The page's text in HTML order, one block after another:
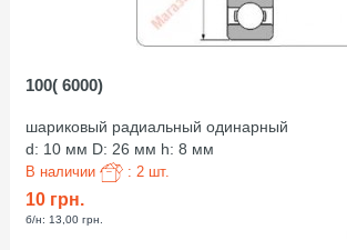
100( 6000)
шариковый радиальный одинарный
d: 10 мм D: 26 мм h: 8 мм
В наличии : 2 шт.
10 грн.
б/н: 13,00 грн.